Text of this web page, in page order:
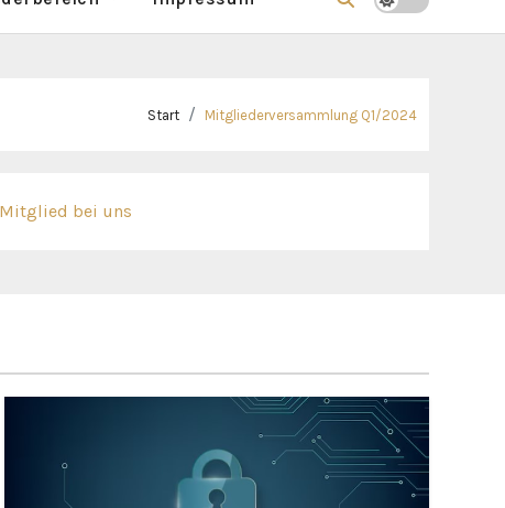
Start Mitgliederversammlung Q1/2024
Mitglied bei uns